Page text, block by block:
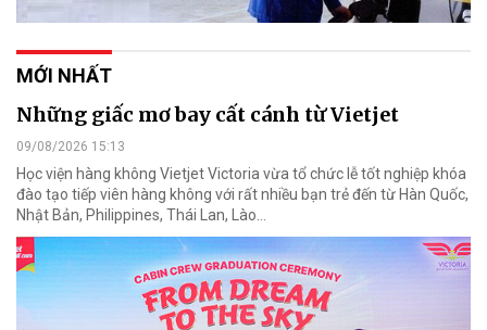
MỚI NHẤT
Những giấc mơ bay cất cánh từ Vietjet
09/08/2026 15:13
Học viện hàng không Vietjet Victoria vừa tổ chức lễ tốt nghiệp khóa
đào tạo tiếp viên hàng không với rất nhiều bạn trẻ đến từ Hàn Quốc,
Nhật Bản, Philippines, Thái Lan, Lào…